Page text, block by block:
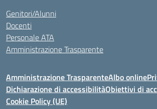
Genitori/Alunni
Docenti
Personale ATA
Amministrazione Trasparente
Amministrazione TrasparenteAlbo online
Dichiarazione di accessibilitàObiettivi di
Cookie Policy (UE)